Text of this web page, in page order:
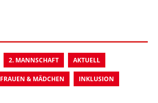
2. MANNSCHAFT AKTUELL
FRAUEN & MÄDCHEN INKLUSION